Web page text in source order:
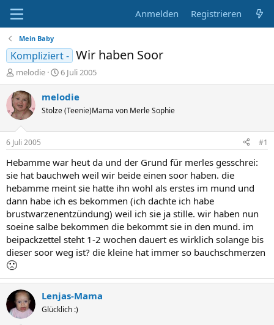
Anmelden Registrieren
Mein Baby
Kompliziert - Wir haben Soor
E
r
s
t
e
e
r
melodie
E
r
s
e
t
a
6 Juli 2005
melodie
Stolze (Teenie)Mama von Merle Sophie
6 Juli 2005 #1
Hebamme war heut da und der Grund für merles gesschrei:
sie hat bauchweh weil wir beide einen soor haben. die
hebamme meint sie hatte ihn wohl als erstes im mund und
dann habe ich es bekommen (ich dachte ich habe
brustwarzenentzündung) weil ich sie ja stille. wir haben nun
soeine salbe bekommen die bekommt sie in den mund. im
beipackzettel steht 1-2 wochen dauert es wirklich solange bis
dieser soor weg ist? die kleine hat immer so bauchschmerzen
🙁
Lenjas-Mama
Glücklich :)